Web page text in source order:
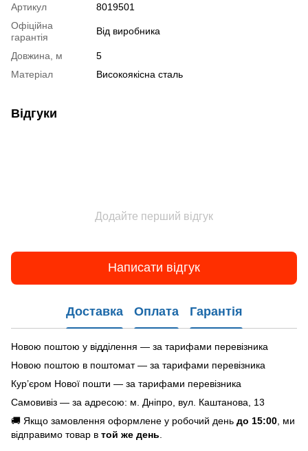
Артикул
8019501
Офіційна
гарантія
Від виробника
Довжина, м
5
Матеріал
Високоякісна сталь
Відгуки
Додайте перший відгук
Написати відгук
Доставка Оплата Гарантія
Новою поштою у відділення — за тарифами перевізника
Новою поштою в поштомат — за тарифами перевізника
Кур’єром Нової пошти — за тарифами перевізника
Самовивіз — за адресою: м. Дніпро, вул. Каштанова, 13
🚚 Якщо замовлення оформлене у робочий день до 15:00 , ми
відправимо товар в той же день